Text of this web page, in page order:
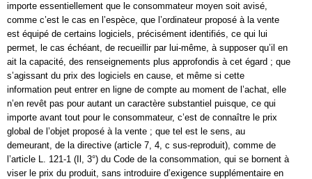
importe essentiellement que le consommateur moyen soit avisé,
comme c’est le cas en l’espèce, que l’ordinateur proposé à la vente
est équipé de certains logiciels, précisément identifiés, ce qui lui
permet, le cas échéant, de recueillir par lui-même, à supposer qu’il en
ait la capacité, des renseignements plus approfondis à cet égard ; que
s’agissant du prix des logiciels en cause, et même si cette
information peut entrer en ligne de compte au moment de l’achat, elle
n’en revêt pas pour autant un caractère substantiel puisque, ce qui
importe avant tout pour le consommateur, c’est de connaître le prix
global de l’objet proposé à la vente ; que tel est le sens, au
demeurant, de la directive (article 7, 4, c sus-reproduit), comme de
l’article L. 121-1 (Il, 3°) du Code de la consommation, qui se bornent à
viser le prix du produit, sans introduire d’exigence supplémentaire en